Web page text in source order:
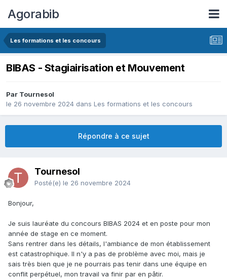
Agorabib
Les formations et les concours
BIBAS - Stagiairisation et Mouvement
Par Tournesol
le 26 novembre 2024 dans Les formations et les concours
Répondre à ce sujet
Tournesol
Posté(e) le 26 novembre 2024
Bonjour,
Je suis lauréate du concours BIBAS 2024 et en poste pour mon
année de stage en ce moment.
Sans rentrer dans les détails, l'ambiance de mon établissement
est catastrophique. Il n'y a pas de problème avec moi, mais je
sais très bien que je ne pourrais pas tenir dans une équipe en
conflit perpétuel, mon travail va finir par en pâtir.